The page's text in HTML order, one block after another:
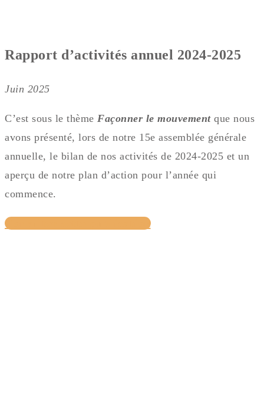
Rapport d’activités annuel 2024-2025
Juin 2025
C’est sous le thème Façonner le mouvement que nous
avons présenté, lors de notre 15e assemblée générale
annuelle, le bilan de nos activités de 2024-2025 et un
aperçu de notre plan d’action pour l’année qui
commence.
Consulter cette publication